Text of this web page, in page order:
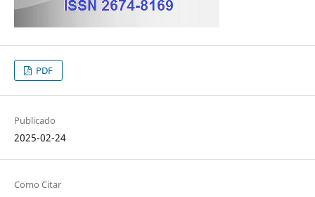
PDF
Publicado
2025-02-24
Como Citar